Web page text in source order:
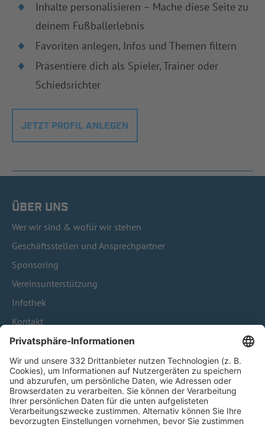
Inhalte personalisieren – Mache diese Seite zu
deinem Fußballerlebnis
Favoriten anlegen, Infos und Themen filtern
Präsentiere dich als Spieler, Trainer oder
Schiedsrichter
JETZT PROFIL ANLEGEN
ÜBER UNS
Wer wir sind & wofür wir stehen
Geschäftsstellen und Ansprechpartner
Sponsoring
Vereinsunterstützung
Infothek
Kontakt
HÄUFIG BESUCHTE SEITEN
Pässe und Vereinswechsel
Trainerausbildung
Schulungsangebot Vereinsmitarbeiter